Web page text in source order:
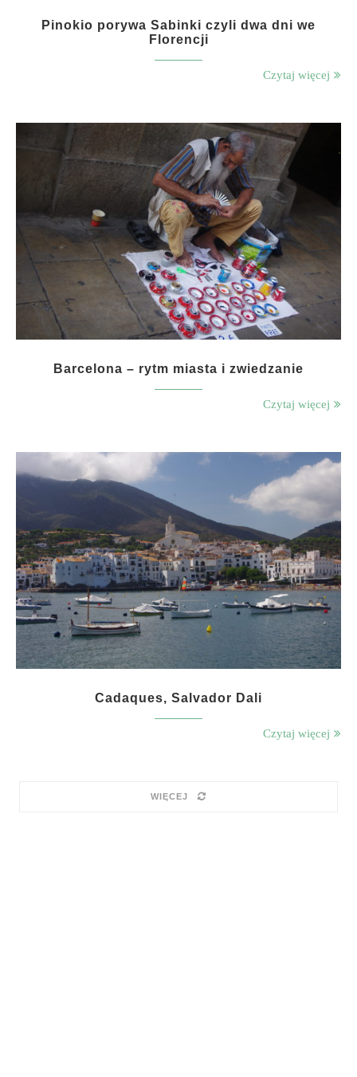
Pinokio porywa Sabinki czyli dwa dni we
Florencji
Czytaj więcej
Barcelona – rytm miasta i zwiedzanie
Czytaj więcej
Cadaques, Salvador Dali
Czytaj więcej
WIĘCEJ